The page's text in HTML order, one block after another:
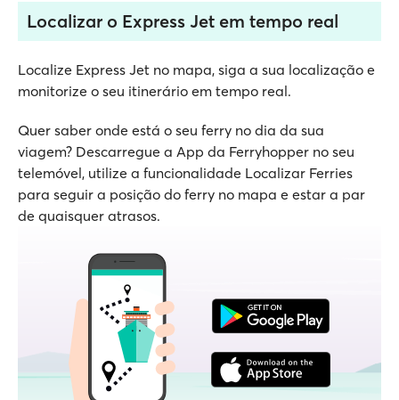
Localizar o Express Jet em tempo real
Localize Express Jet no mapa, siga a sua localização e
monitorize o seu itinerário em tempo real.
Quer saber onde está o seu ferry no dia da sua
viagem? Descarregue a App da Ferryhopper no seu
telemóvel, utilize a funcionalidade Localizar Ferries
para seguir a posição do ferry no mapa e estar a par
de quaisquer atrasos.